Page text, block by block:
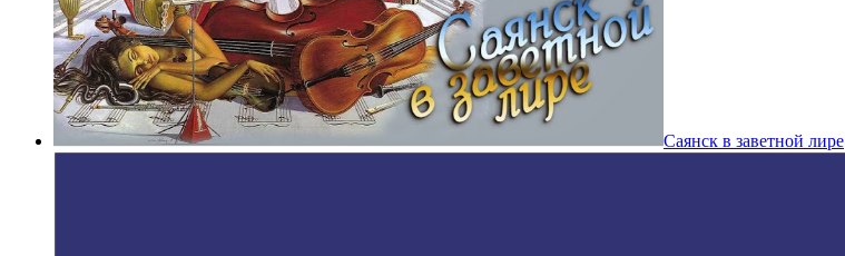
Саянск в заветной лире